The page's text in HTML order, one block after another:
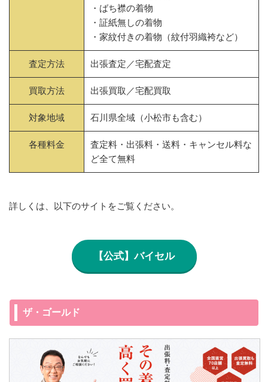
・ばち襟の着物
・証紙無しの着物
・家紋付きの着物（紋付羽織袴など）
査定方法 出張査定／宅配査定
買取方法 出張買取／宅配買取
対象地域 石川県全域（小松市も含む）
各種料金
査定料・出張料・送料・キャンセル料な
ど全て無料
詳しくは、以下のサイトをご覧ください。
【公式】バイセル
ザ・ゴールド